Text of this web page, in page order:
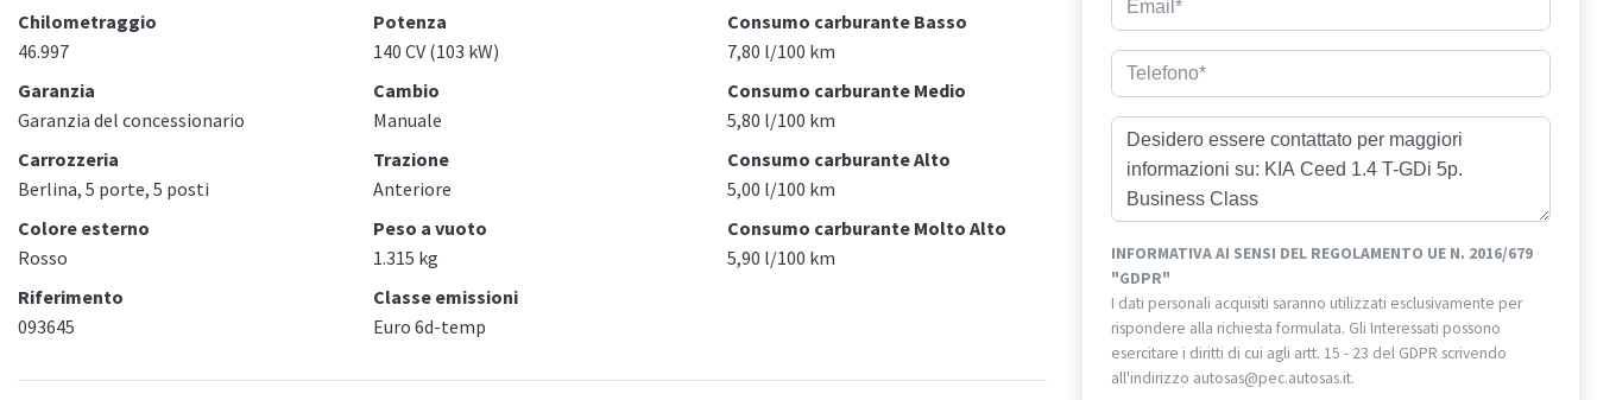
Chilometraggio
46.997
Garanzia
Garanzia del concessionario
Carrozzeria
Berlina, 5 porte, 5 posti
Colore esterno
Rosso
Riferimento
093645
Potenza
140 CV (103 kW)
Cambio
Manuale
Trazione
Anteriore
Peso a vuoto
1.315 kg
Classe emissioni
Euro 6d-temp
Consumo carburante Basso
7,80 l/100 km
Consumo carburante Medio
5,80 l/100 km
Consumo carburante Alto
5,00 l/100 km
Consumo carburante Molto Alto
5,90 l/100 km
INFORMATIVA AI SENSI DEL REGOLAMENTO UE N. 2016/679
"GDPR"
I dati personali acquisiti saranno utilizzati esclusivamente per
rispondere alla richiesta formulata. Gli Interessati possono
esercitare i diritti di cui agli artt. 15 - 23 del GDPR scrivendo
all'indirizzo autosas@pec.autosas.it.